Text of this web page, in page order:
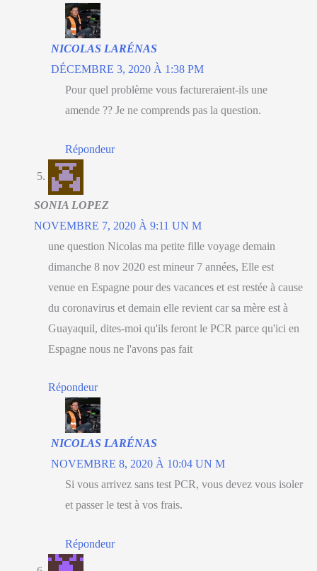
NICOLAS LARÉNAS
DÉCEMBRE 3, 2020 À 1:38 PM
Pour quel problème vous factureraient-ils une
amende ?? Je ne comprends pas la question.
Répondeur
SONIA LOPEZ
NOVEMBRE 7, 2020 À 9:11 UN M
une question Nicolas ma petite fille voyage demain
dimanche 8 nov 2020 est mineur 7 années, Elle est
venue en Espagne pour des vacances et est restée à cause
du coronavirus et demain elle revient car sa mère est à
Guayaquil, dites-moi qu'ils feront le PCR parce qu'ici en
Espagne nous ne l'avons pas fait
Répondeur
NICOLAS LARÉNAS
NOVEMBRE 8, 2020 À 10:04 UN M
Si vous arrivez sans test PCR, vous devez vous isoler
et passer le test à vos frais.
Répondeur